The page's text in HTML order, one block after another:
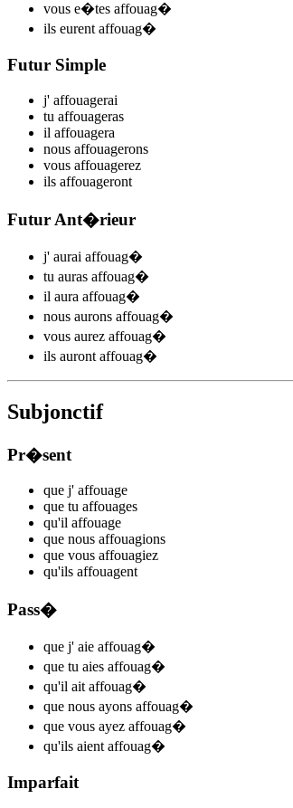
vous e�tes affouag�
ils eurent affouag�
Futur Simple
j' affouagerai
tu affouageras
il affouagera
nous affouagerons
vous affouagerez
ils affouageront
Futur Ant�rieur
j' aurai affouag�
tu auras affouag�
il aura affouag�
nous aurons affouag�
vous aurez affouag�
ils auront affouag�
Subjonctif
Pr�sent
que j' affouage
que tu affouages
qu'il affouage
que nous affouagions
que vous affouagiez
qu'ils affouagent
Pass�
que j' aie affouag�
que tu aies affouag�
qu'il ait affouag�
que nous ayons affouag�
que vous ayez affouag�
qu'ils aient affouag�
Imparfait